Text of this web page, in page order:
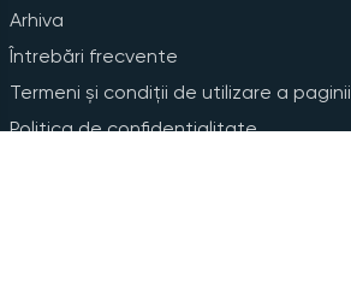
Arhiva
Întrebări frecvente
Termeni și condiții de utilizare a paginii
Politica de confidențialitate